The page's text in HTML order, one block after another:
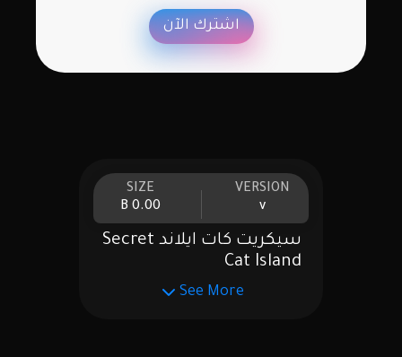
اشترك الآن
VERSION
v
SIZE
0.00 B
سيكريت كات ايلاند Secret
Cat Island
See More